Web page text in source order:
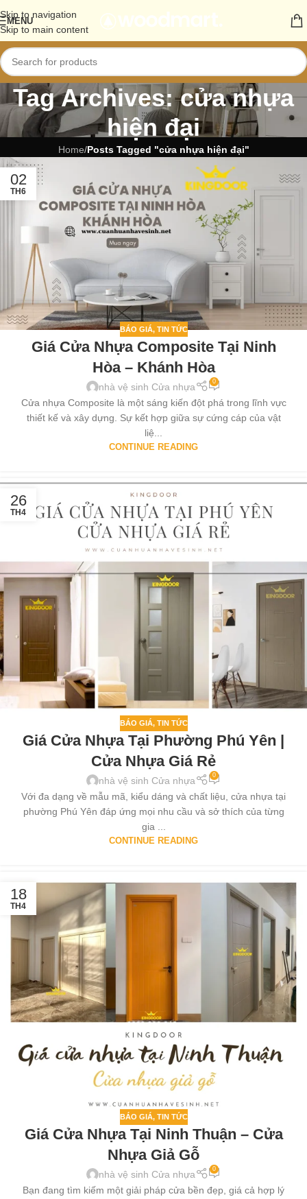
Skip to navigation
Skip to main content
MENU
Tag Archives: cửa nhựa
hiện đại
Home/Posts Tagged "cửa nhựa hiện đại"
02
TH6
BÁO GIÁ, TIN TỨC
Giá Cửa Nhựa Composite Tại Ninh
Hòa – Khánh Hòa
nhà vệ sinh Cửa nhựa 0
Cửa nhựa Composite là một sáng kiến đột phá trong lĩnh vực
thiết kế và xây dựng. Sự kết hợp giữa sự cứng cáp của vật
liệ...
CONTINUE READING
26
TH4
BÁO GIÁ, TIN TỨC
Giá Cửa Nhựa Tại Phường Phú Yên |
Cửa Nhựa Giá Rẻ
nhà vệ sinh Cửa nhựa 0
Với đa dạng về mẫu mã, kiểu dáng và chất liệu, cửa nhựa tại
phường Phú Yên đáp ứng mọi nhu cầu và sở thích của từng
gia ...
CONTINUE READING
18
TH4
BÁO GIÁ, TIN TỨC
Giá Cửa Nhựa Tại Ninh Thuận – Cửa
Nhựa Giả Gỗ
nhà vệ sinh Cửa nhựa 0
Bạn đang tìm kiếm một giải pháp cửa bền đẹp, giá cả hợp lý